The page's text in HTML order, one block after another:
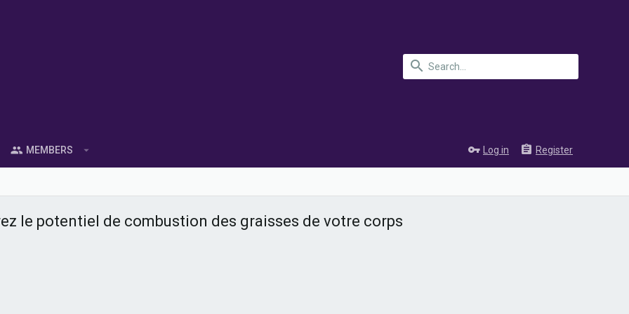
MEMBERS Log in Register
le potentiel de combustion des graisses de votre corps